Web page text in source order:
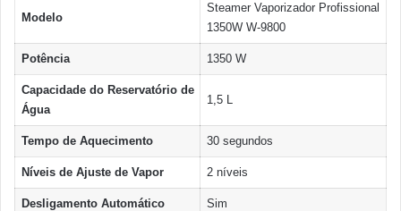
Modelo
Steamer Vaporizador Profissional
1350W W-9800
Potência 1350 W
Capacidade do Reservatório de
Água
1,5 L
Tempo de Aquecimento 30 segundos
Níveis de Ajuste de Vapor 2 níveis
Desligamento Automático Sim